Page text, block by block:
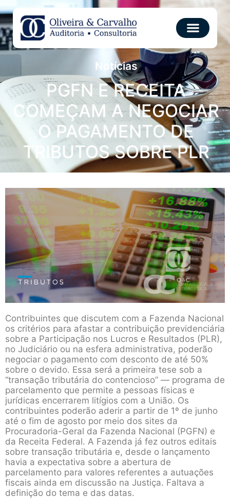
Notícias
PGFN E RECEITA
COMEÇAM A NEGOCIAR
O PAGAMENTO DE
TRIBUTOS SOBRE PLR
Contribuintes que discutem com a Fazenda Nacional
os critérios para afastar a contribuição previdenciária
sobre a Participação nos Lucros e Resultados (PLR),
no Judiciário ou na esfera administrativa, poderão
negociar o pagamento com desconto de até 50%
sobre o devido. Essa será a primeira tese sob a
“transação tributária do contencioso” — programa de
parcelamento que permite a pessoas físicas e
jurídicas encerrarem litígios com a União. Os
contribuintes poderão aderir a partir de 1º de junho
até o fim de agosto por meio dos sites da
Procuradoria-Geral da Fazenda Nacional (PGFN) e
da Receita Federal. A Fazenda já fez outros editais
sobre transação tributária e, desde o lançamento
havia a expectativa sobre a abertura de
parcelamento para valores referentes a autuações
fiscais ainda em discussão na Justiça. Faltava a
definição do tema e das datas.